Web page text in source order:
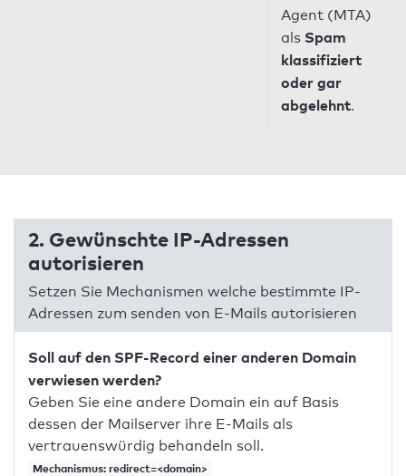
Agent (MTA)
als Spam
klassifiziert
oder gar
abgelehnt.
2. Gewünschte IP-Adressen
autorisieren
Setzen Sie Mechanismen welche bestimmte IP-
Adressen zum senden von E-Mails autorisieren
Soll auf den SPF-Record einer anderen Domain
verwiesen werden?
Geben Sie eine andere Domain ein auf Basis
dessen der Mailserver ihre E-Mails als
vertrauenswürdig behandeln soll.
Mechanismus: redirect=<domain>